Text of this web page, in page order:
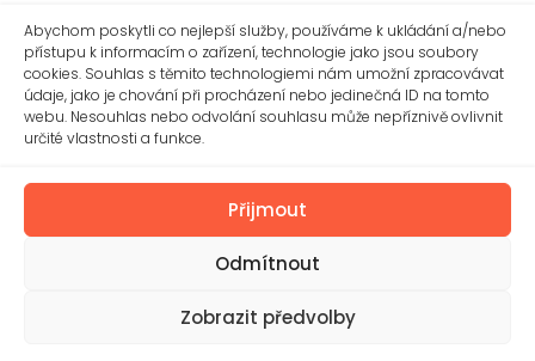
Abychom poskytli co nejlepší služby, používáme k ukládání a/nebo
přístupu k informacím o zařízení, technologie jako jsou soubory
cookies. Souhlas s těmito technologiemi nám umožní zpracovávat
údaje, jako je chování při procházení nebo jedinečná ID na tomto
webu. Nesouhlas nebo odvolání souhlasu může nepříznivě ovlivnit
určité vlastnosti a funkce.
Přijmout
Odmítnout
Zobrazit předvolby
ŠD: +420 577 926 720
reditelna@zsotrman.cz
Zásady cookies (EU)
Ochrana osobních údajů – GDPR
Spravovat souhlas Prohlášení o přístupnosti
© 2026 Základní škola Mánesova Otrokovice, příspěvková